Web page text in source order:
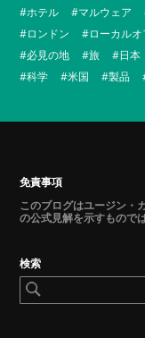
ホテル
マルウェア
ロンドン
ローカル
必見の地
旅 日本
科学
米国 製品
免責事項
このブログはユージン・
の公式見解を示すもので
検索